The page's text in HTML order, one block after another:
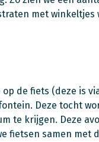
met winkeltjes
de fiets (deze is
Deze tocht
te krijgen. Deze
fietsen samen met